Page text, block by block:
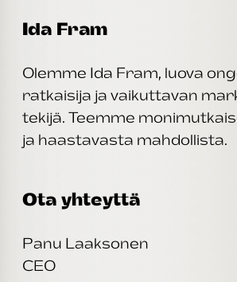
Ida Fram
Olemme Ida Fram, luova
ratkaisija ja vaikuttavan
tekijä. Teemme
ja haastavasta mahdollista.
Ota yhteyttä
Panu Laaksonen
CEO